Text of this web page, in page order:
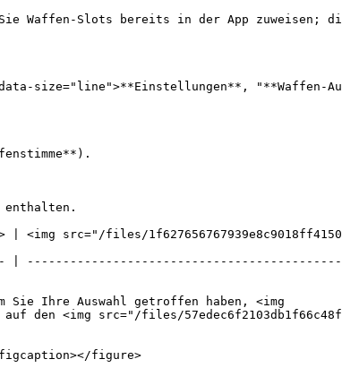
Waffen-Slots bereits in der App zuweisen;
size="line">**Einstellungen**, "**Waffen-
enthalten.
<img src="/files/
Sie Ihre Auswahl getroffen haben, <img
den <img src="/files/
figcaption></figure>